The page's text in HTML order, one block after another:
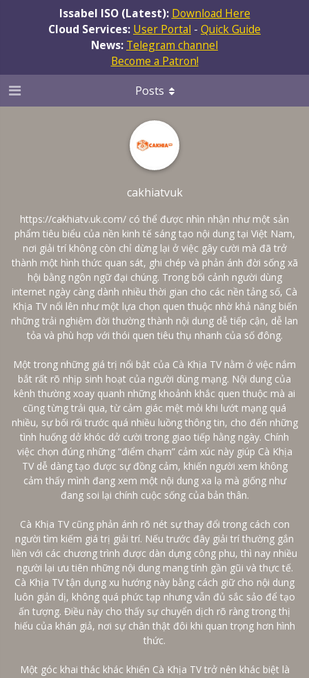
Issabel ISO (Latest): Download Here
Cloud Services: User Portal - Quick Guide
News: Telegram channel
Become a Patron!
cakhiatvuk
https://cakhiatv.uk.com/ có thể được nhìn nhận như một sản
phẩm tiêu biểu của nền kinh tế sáng tạo nội dung tại Việt Nam,
nơi giải trí không còn chỉ dừng lại ở việc gây cười mà đã trở
thành một hình thức quan sát, ghi chép và phản ánh đời sống xã
hội bằng ngôn ngữ đại chúng. Trong bối cảnh người dùng
internet ngày càng dành nhiều thời gian cho các nền tảng số, Cà
Khịa TV nổi lên như một lựa chọn quen thuộc nhờ khả năng biến
những trải nghiệm đời thường thành nội dung dễ tiếp cận, dễ lan
tỏa và phù hợp với thói quen tiêu thụ nhanh của số đông.
Một trong những giá trị nổi bật của Cà Khịa TV nằm ở việc nắm
bắt rất rõ nhịp sinh hoạt của người dùng mạng. Nội dung của
kênh thường xoay quanh những khoảnh khắc quen thuộc mà ai
cũng từng trải qua, từ cảm giác mệt mỏi khi lướt mạng quá
nhiều, sự bối rối trước quá nhiều luồng thông tin, cho đến những
tình huống dở khóc dở cười trong giao tiếp hằng ngày. Chính
việc chọn đúng những “điểm chạm” cảm xúc này giúp Cà Khịa
TV dễ dàng tạo được sự đồng cảm, khiến người xem không
cảm thấy mình đang xem một nội dung xa lạ mà giống như
đang soi lại chính cuộc sống của bản thân.
Cà Khịa TV cũng phản ánh rõ nét sự thay đổi trong cách con
người tìm kiếm giá trị giải trí. Nếu trước đây giải trí thường gắn
liền với các chương trình được dàn dựng công phu, thì nay nhiều
người lại ưu tiên những nội dung mang tính gần gũi và thực tế.
Cà Khịa TV tận dụng xu hướng này bằng cách giữ cho nội dung
luôn giản dị, không quá phức tạp nhưng vẫn đủ sắc sảo để tạo
ấn tượng. Điều này cho thấy sự chuyển dịch rõ ràng trong thị
hiếu của khán giả, nơi sự chân thật đôi khi quan trọng hơn hình
thức.
Một góc khai thác khác khiến Cà Khịa TV trở nên khác biệt là
Posts